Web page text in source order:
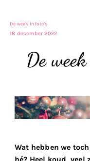
De week in foto’s
18 december 2022
De
Wat hebben we